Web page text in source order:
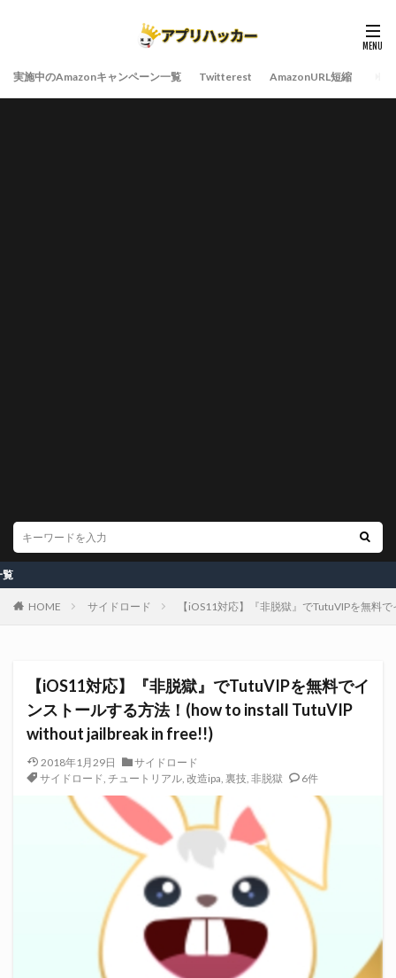
実施中のAmazonキャンペーン一覧 Twitterest AmazonURL短縮
HOME サイドロード 【iOS11対応】『非脱獄』でTutuVIPを無料
【iOS11対応】『非脱獄』でTutuVIPを無料でイ
ンストールする方法！(how to install TutuVIP
without jailbreak in free!!)
2018年1月29日
サイドロード
サイドロード, チュートリアル, 改造ipa, 裏技, 非脱獄 6件